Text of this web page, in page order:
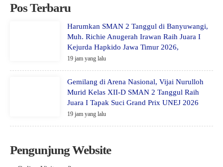
Pos Terbaru
Harumkan SMAN 2 Tanggul di Banyuwangi,
Muh. Richie Anugerah Irawan Raih Juara I
Kejurda Hapkido Jawa Timur 2026,
19 jam yang lalu
Gemilang di Arena Nasional, Vijai Nurulloh
Murid Kelas XII-D SMAN 2 Tanggul Raih
Juara I Tapak Suci Grand Prix UNEJ 2026
19 jam yang lalu
Pengunjung Website